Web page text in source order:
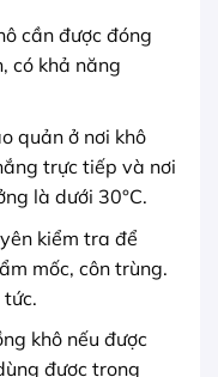
cần được đóng
có khả năng
quản ở nơi khô
trực tiếp và nơi
là dưới 30°C.
kiểm tra để
mốc, côn trùng.
khô nếu được
được trong